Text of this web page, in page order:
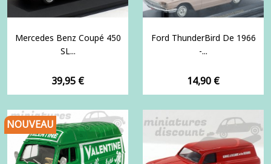
Mercedes Benz Coupé 450
SL...
Prix
39,95 €
Ford ThunderBird De 1966
-...
Prix
14,90 €
NOUVEAU